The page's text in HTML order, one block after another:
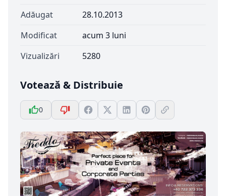
Adăugat
28.10.2013
Modificat
acum 3 luni
Vizualizări
5280
Votează & Distribuie
0